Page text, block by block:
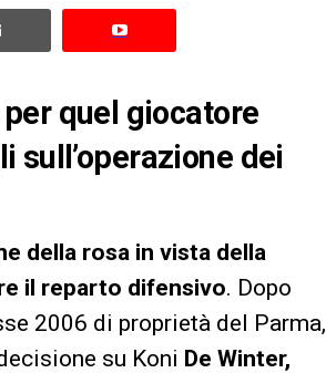
quel giocatore
dei
della rosa in vista della
il reparto difensivo. Dopo
2006 di proprietà del Parma,
su Koni De Winter,